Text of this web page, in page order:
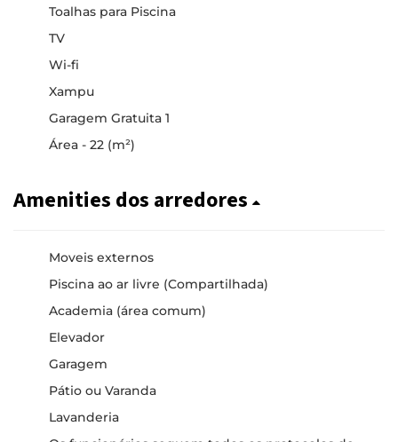
Toalhas para Piscina
TV
Wi-fi
Xampu
Garagem Gratuita 1
Área - 22 (m²)
Amenities dos arredores
Moveis externos
Piscina ao ar livre (Compartilhada)
Academia (área comum)
Elevador
Garagem
Pátio ou Varanda
Lavanderia